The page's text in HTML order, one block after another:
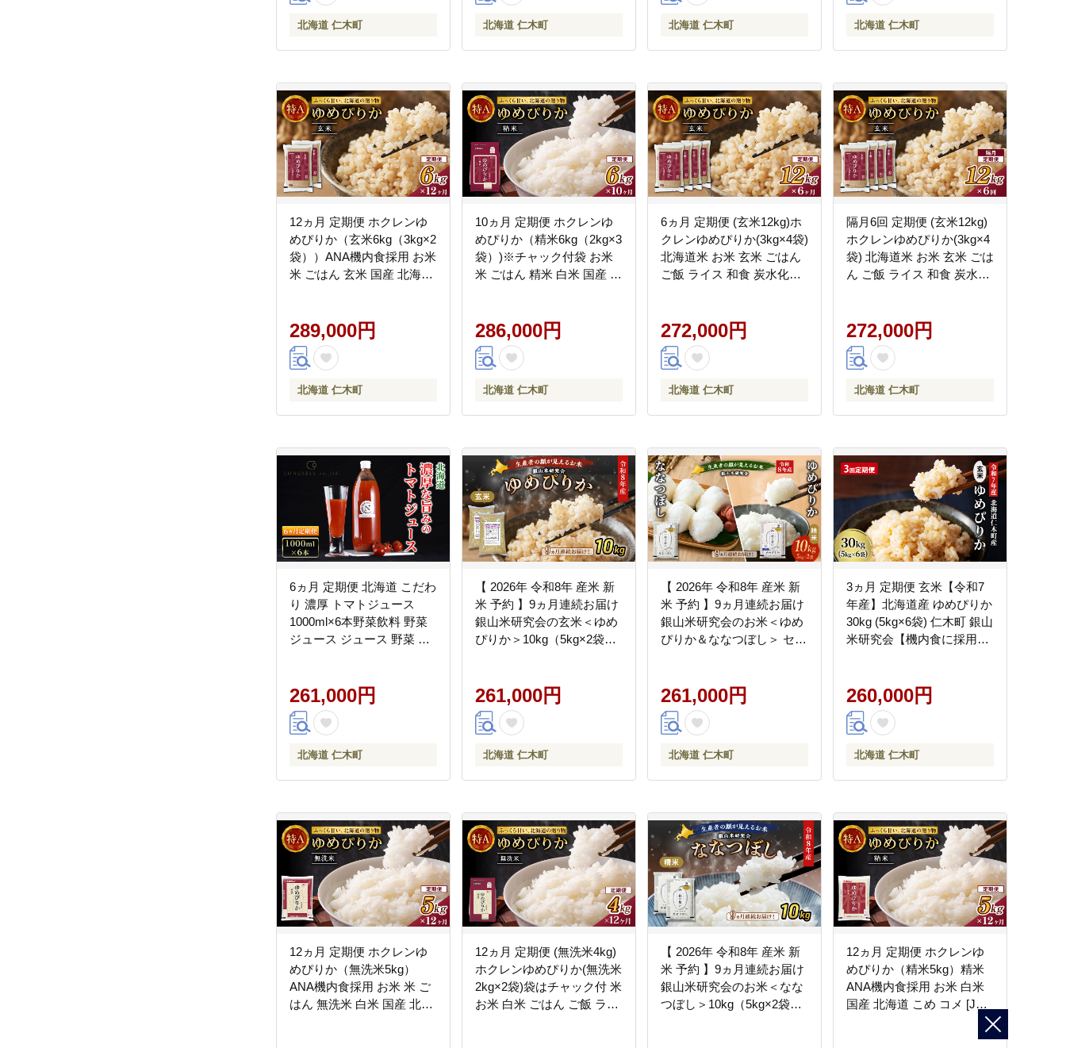
北海道 仁木町 北海道 仁木町 北海道 仁木町 北海道 仁木町
12ヵ月 定期便 ホクレンゆ
めぴりか（玄米6kg（3kg×2
袋））ANA機内食採用 お米
米 ごはん 玄米 国産 北海道
289,000円
北海道 仁木町
10ヵ月 定期便 ホクレンゆ
めぴりか（精米6kg（2kg×3
袋）)※チャック付袋 お米
米 ごはん 精米 白米 国産 北
286,000円
北海道 仁木町
6ヵ月 定期便 (玄米12kg)ホ
クレンゆめぴりか(3kg×4袋)
北海道米 お米 玄米 ごはん
ご飯 ライス 和食 炭水化物
やか 特A [JA新おたる]
272,000円
北海道 仁木町
隔月6回 定期便 (玄米12kg)
ホクレンゆめぴりか(3kg×4
袋) 北海道米 お米 玄米 ごは
ん ご飯 ライス 和食 炭水化
ややか 特A [JA新おたる]
272,000円
北海道 仁木町
6ヵ月 定期便 北海道 こだわ
り 濃厚 トマトジュース
1000ml×6本野菜飲料 野菜
ジュース ジュース 野菜 や
261,000円
北海道 仁木町
【 2026年 令和8年 産米 新
米 予約 】9ヵ月連続お届け
銀山米研究会の玄米＜ゆめ
ぴりか＞10kg（5kg×2袋）
地直送 時短 ごはん [株式会
社 松原米穀]
261,000円
北海道 仁木町
【 2026年 令和8年 産米 新
米 予約 】9ヵ月連続お届け
銀山米研究会のお米＜ゆめ
ぴりか＆ななつぼし＞ セッ
ド米 おにぎり お弁当 北海
道産 [株式会社 松原米穀]
261,000円
北海道 仁木町
3ヵ月 定期便 玄米【令和7
年産】北海道産 ゆめぴりか
30kg (5kg×6袋) 仁木町 銀山
米研究会【機内食に採用】
飯 朝ごはん 夜ごはん 昼ご
はん[株式会社 松原米穀]
260,000円
北海道 仁木町
12ヵ月 定期便 ホクレンゆ
めぴりか（無洗米5kg）
ANA機内食採用 お米 米 ご
はん 無洗米 白米 国産 北海
12ヵ月 定期便 (無洗米4kg)
ホクレンゆめぴりか(無洗米
2kg×2袋)袋はチャック付 米
お米 白米 ごはん ご飯 ライ
【 2026年 令和8年 産米 新
米 予約 】9ヵ月連続お届け
銀山米研究会のお米＜なな
つぼし＞10kg（5kg×2袋）
12ヵ月 定期便 ホクレンゆ
めぴりか（精米5kg）精米
ANA機内食採用 お米 白米
国産 北海道 こめ コメ [JA